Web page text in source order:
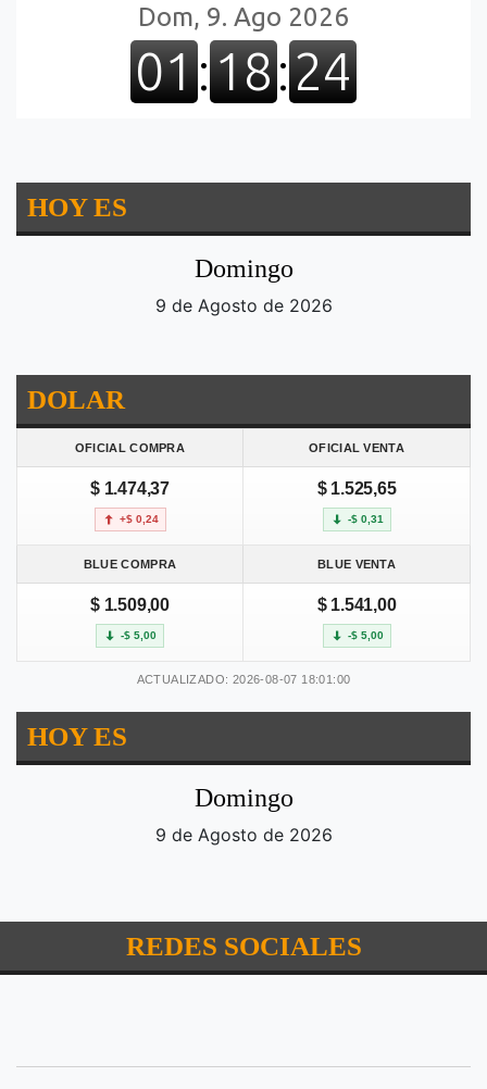
HOY ES
Domingo
9 de Agosto de 2026
DOLAR
OFICIAL COMPRA OFICIAL VENTA
$ 1.474,37
+$ 0,24
$ 1.525,65
-$ 0,31
BLUE COMPRA BLUE VENTA
$ 1.509,00
-$ 5,00
$ 1.541,00
-$ 5,00
ACTUALIZADO: 2026-08-07 18:01:00
HOY ES
Domingo
9 de Agosto de 2026
REDES SOCIALES